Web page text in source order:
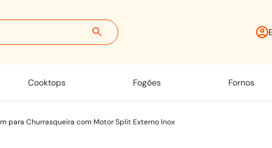
cooktops fogões fornos
para Churrasqueira com Motor Split Externo Inox